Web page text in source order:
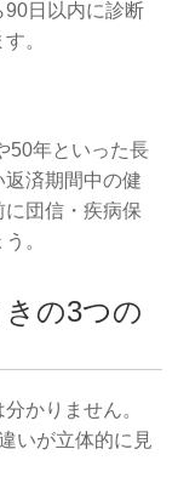
90日以内に診断
。
50年といった長
済期間中の健
団信・疾病保
。
の3つの
かりません。
いが立体的に見